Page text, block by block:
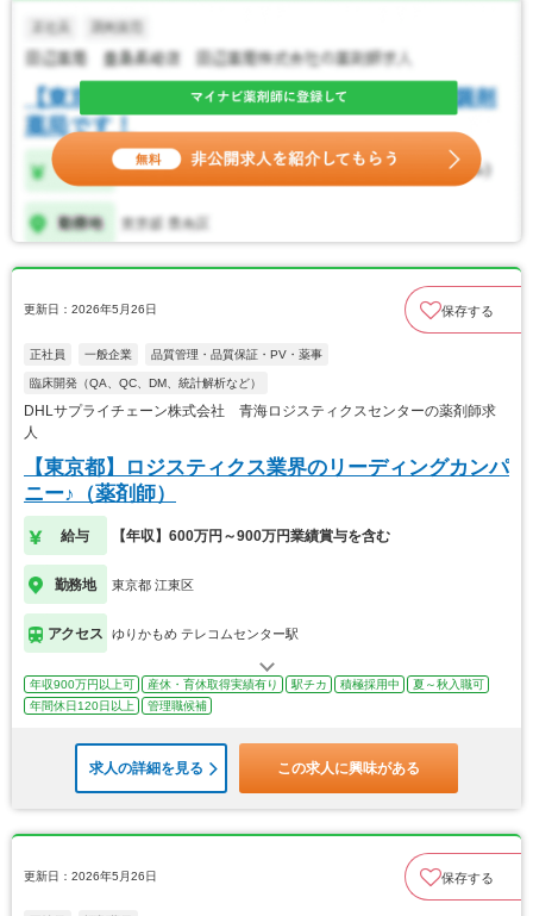
更新日：2026年5月26日 保存する
正社員 一般企業 品質管理・品質保証・PV・薬事
臨床開発（QA、QC、DM、統計解析など）
DHLサプライチェーン株式会社 青海ロジスティクスセンターの薬剤師求
人
【東京都】ロジスティクス業界のリーディングカンパ
ニー♪（薬剤師）
給与 【年収】600万円～900万円業績賞与を含む
勤務地 東京都 江東区
アクセス ゆりかもめ テレコムセンター駅
年収900万円以上可 産休・育休取得実績有り 駅チカ 積極採用中
夏～秋入職可
年間休日120日以上
管理職候補
求人の詳細を見る この求人に興味がある
更新日：2026年5月26日 保存する